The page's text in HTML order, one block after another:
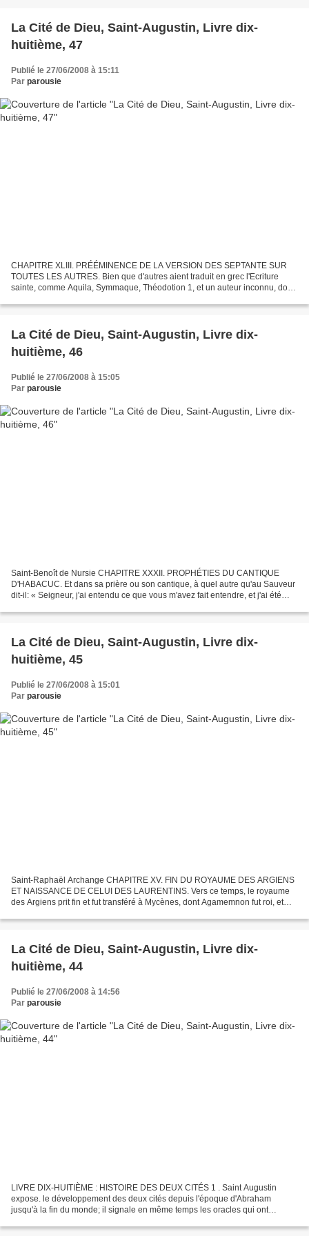
La Cité de Dieu, Saint-Augustin, Livre dix-
huitième, 47
Publié le 27/06/2008 à 15:11
Par parousie
CHAPITRE XLIII. PRÉÉMINENCE DE LA VERSION DES SEPTANTE SUR
TOUTES LES AUTRES. Bien que d'autres aient traduit en grec l'Ecriture
sainte, comme Aquila, Symmaque, Théodotion 1, et un auteur inconnu, dont
La Cité de Dieu, Saint-Augustin, Livre dix-
huitième, 46
Publié le 27/06/2008 à 15:05
Par parousie
Saint-Benoît de Nursie CHAPITRE XXXII. PROPHÉTIES DU CANTIQUE
D'HABACUC. Et dans sa prière ou son cantique, à quel autre qu'au Sauveur
dit-il: « Seigneur, j'ai entendu ce que vous m'avez fait entendre, et j'ai été
La Cité de Dieu, Saint-Augustin, Livre dix-
huitième, 45
Publié le 27/06/2008 à 15:01
Par parousie
Saint-Raphaël Archange CHAPITRE XV. FIN DU ROYAUME DES ARGIENS
ET NAISSANCE DE CELUI DES LAURENTINS. Vers ce temps, le royaume
des Argiens prit fin et fut transféré à Mycènes, dont Agamemnon fut roi, et
La Cité de Dieu, Saint-Augustin, Livre dix-
huitième, 44
Publié le 27/06/2008 à 14:56
Par parousie
LIVRE DIX-HUITIÈME : HISTOIRE DES DEUX CITÉS 1 . Saint Augustin
expose. le développement des deux cités depuis l'époque d'Abraham
jusqu'à la fin du monde; il signale en même temps les oracles qui ont